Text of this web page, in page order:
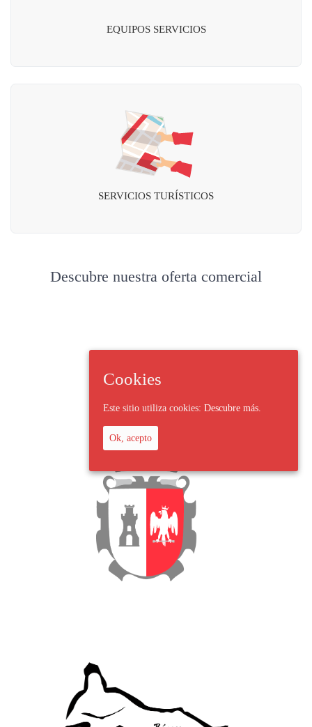
EQUIPOS SERVICIOS
SERVICIOS TURÍSTICOS
Descubre nuestra oferta comercial
Cookies
Este sitio utiliza cookies: Descubre más.
Ok, acepto